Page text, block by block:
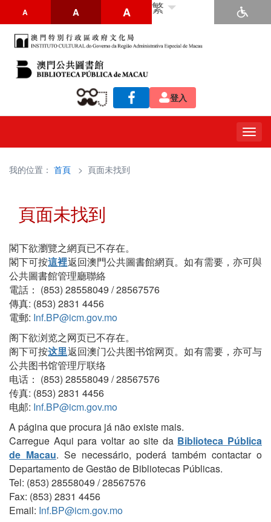
A A A 繁
登入
我的位置： 首頁 > 頁面未找到
頁面未找到
閣下欲瀏覽之網頁已不存在。
閣下可按這裡返回澳門公共圖書館網頁。如有需要，亦可與
公共圖書館管理廳聯絡
電話： (853) 28558049 / 28567576
傳真: (853) 2831 4456
電郵: Inf.BP@icm.gov.mo
阁下欲浏览之网页已不存在。
阁下可按这里返回澳门公共图书馆网页。如有需要，亦可与
公共图书馆管理厅联络
电话： (853) 28558049 / 28567576
传真: (853) 2831 4456
电邮: Inf.BP@icm.gov.mo
A página que procura já não existe mais.
Carregue Aqui para voltar ao site da Biblioteca Pública
de Macau. Se necessário, poderá também contactar o
Departamento de Gestão de Bibliotecas Públicas.
Tel: (853) 28558049 / 28567576
Fax: (853) 2831 4456
Email: Inf.BP@icm.gov.mo